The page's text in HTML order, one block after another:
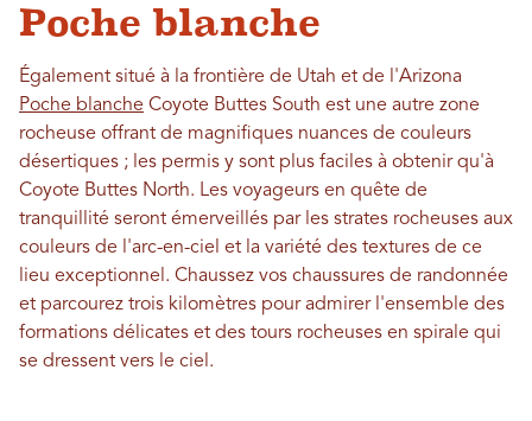
Poche blanche
Également situé à la frontière de Utah et de l'Arizona
Poche blanche Coyote Buttes South est une autre zone
rocheuse offrant de magnifiques nuances de couleurs
désertiques ; les permis y sont plus faciles à obtenir qu'à
Coyote Buttes North. Les voyageurs en quête de
tranquillité seront émerveillés par les strates rocheuses aux
couleurs de l'arc-en-ciel et la variété des textures de ce
lieu exceptionnel. Chaussez vos chaussures de randonnée
et parcourez trois kilomètres pour admirer l'ensemble des
formations délicates et des tours rocheuses en spirale qui
se dressent vers le ciel.